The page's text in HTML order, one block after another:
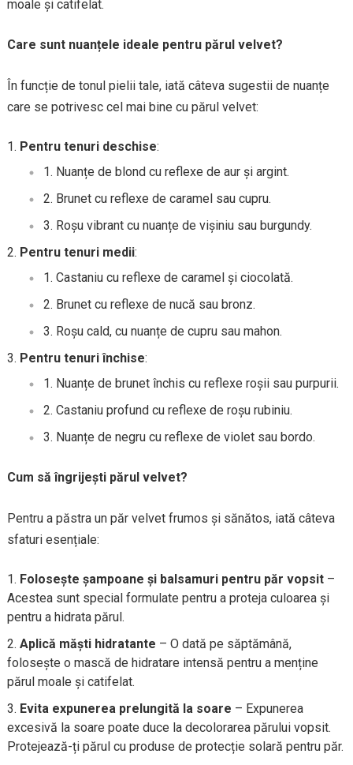
moale și catifelat.
Care sunt nuanțele ideale pentru părul velvet?
În funcție de tonul pielii tale, iată câteva sugestii de nuanțe
care se potrivesc cel mai bine cu părul velvet:
Pentru tenuri deschise:
Nuanțe de blond cu reflexe de aur și argint.
Brunet cu reflexe de caramel sau cupru.
Roșu vibrant cu nuanțe de vișiniu sau burgundy.
Pentru tenuri medii:
Castaniu cu reflexe de caramel și ciocolată.
Brunet cu reflexe de nucă sau bronz.
Roșu cald, cu nuanțe de cupru sau mahon.
Pentru tenuri închise:
Nuanțe de brunet închis cu reflexe roșii sau purpurii.
Castaniu profund cu reflexe de roșu rubiniu.
Nuanțe de negru cu reflexe de violet sau bordo.
Cum să îngrijești părul velvet?
Pentru a păstra un păr velvet frumos și sănătos, iată câteva
sfaturi esențiale:
Folosește șampoane și balsamuri pentru păr vopsit–
Acestea sunt special formulate pentru a proteja culoarea și
pentru a hidrata părul.
Aplică măști hidratante – O dată pe săptămână,
folosește o mască de hidratare intensă pentru a menține
părul moale și catifelat.
Evita expunerea prelungită la soare – Expunerea
excesivă la soare poate duce la decolorarea părului vopsit.
Protejează-ți părul cu produse de protecție solară pentru păr.